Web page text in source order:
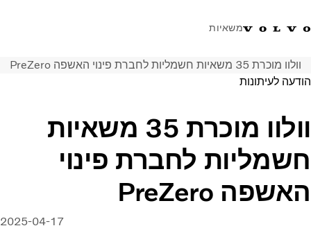
משאיות
טלפון: 077-9978867 ווטסאפ התחבר לאזור אישיישראל
פתרונות הובלה
משאיות
שירות
מרכזי שירות
חדשות
אודות
וולוו מוכרת 35 משאיות חשמליות לחברת פינוי האשפה PreZero
הודעה לעיתונות
וולוו מוכרת 35 משאיות
חשמליות לחברת פינוי
האשפה PreZero
2025-04-17